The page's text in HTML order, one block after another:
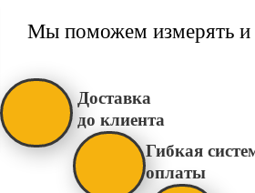
Мы поможем измерять и
Доставка
до клиента
Гибкая
оплаты